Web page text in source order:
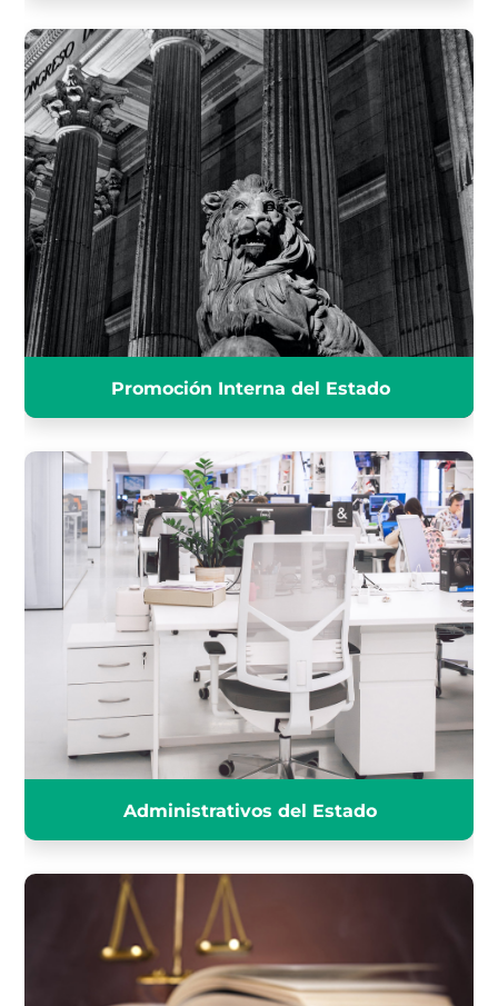
Promoción Interna del Estado
PROMOCIÓN INTERNA DEL
ESTADO
INFÓRMATE
Administrativos del Estado
ADMINISTRATIVO DEL ESTADO
INFÓRMATE